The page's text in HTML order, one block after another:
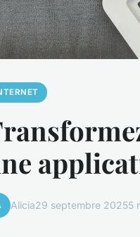
Alicia29 septembre 20255